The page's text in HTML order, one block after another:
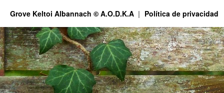
Grove Keltoi Albannach © A.O.D.K.A Política de privacidad
This site is